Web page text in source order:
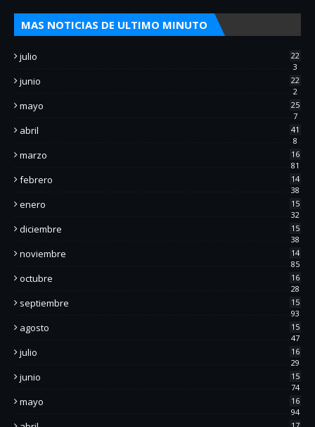
MAS NOTICIAS DE ULTIMO MINUTO
julio
22
3
junio
22
2
mayo
25
7
abril
41
8
marzo
16
81
febrero
14
38
enero
15
32
diciembre
15
38
noviembre
14
85
octubre
16
28
septiembre
15
93
agosto
15
47
julio
16
29
junio
15
74
mayo
16
94
17